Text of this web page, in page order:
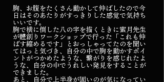
胸、お腹をたくさん動かして伸ばしたので今
日はそのあたりがすっきりした感覚で気持ち
いいです。
胸で横に倒した八の字を描くときに蜜月先生
が體創りワークショップで行った「これも伸
ばす縮めるです」とおっしゃってたのを聞い
てはっと気づき、自分の中で胸を動かすポイ
ントがつかめたような、繋がりを感じれたよ
うな、自分の中でうれしい発見をすることが
できました。
あと、自分で上半身が固いのが気になってい